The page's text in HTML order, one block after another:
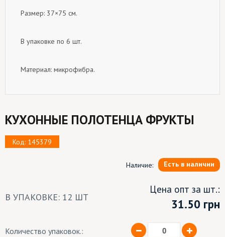
Размер: 37×75 см.
В упаковке по 6 шт.
Материал: микрофибра.
КУХОННЫЕ ПОЛОТЕНЦА ФРУКТЫ
Код: 145379
Наличие: Есть в наличии
В УПАКОВКЕ: 12 ШТ
Цена опт за шт.:
31.50 грн
Количество упаковок.: